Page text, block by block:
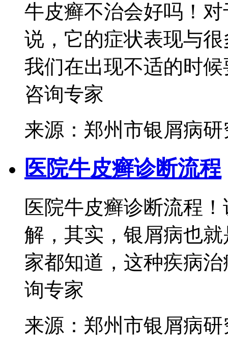
牛皮癣不治会好吗！
说，它的症状表现与
我们在出现不适的时
咨询专家
来源：郑州市银屑病
医院牛皮癣诊断流程
医院牛皮癣诊断流程
解，其实，银屑病也
家都知道，这种疾病
询专家
来源：郑州市银屑病